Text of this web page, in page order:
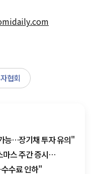
협회
능…장기채 투자 유의"
스 주간 증시
한
수료 인하"